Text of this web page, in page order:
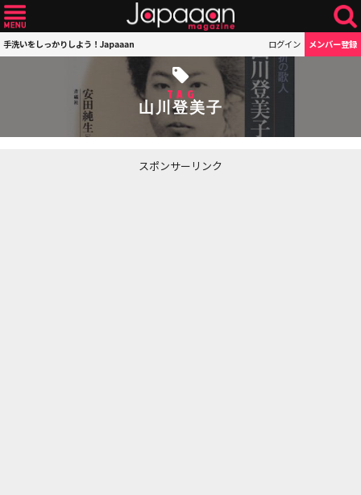
手洗いをしっかりしよう！Japaaan ログイン メンバー登録
TAG
山川登美子
スポンサーリンク